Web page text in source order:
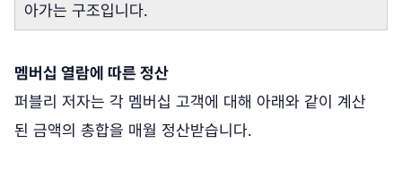
아가는 구조입니다.
멤버십 열람에 따른 정산
퍼블리 저자는 각 멤버십 고객에 대해 아래와 같이 계산
된 금액의 총합을 매월 정산받습니다.